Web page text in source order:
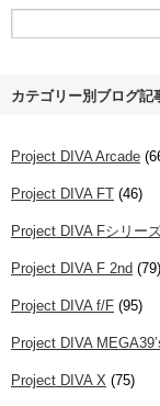
カテゴリー別ブログ記
Project DIVA Arcade
Project DIVA FT (46)
Project DIVA Fシリー
Project DIVA F 2nd (79)
Project DIVA f/F (95)
Project DIVA
Project DIVA X (75)